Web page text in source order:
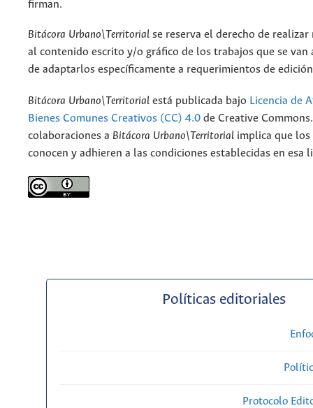
firman.
Bitácora Urbano\Territorial se reserva el derecho de realizar
al contenido escrito y/o gráfico de los trabajos que se van
de adaptarlos específicamente a requerimientos de
Bitácora Urbano\Territorial está publicada bajo Licencia de
Bienes Comunes Creativos (CC) 4.0 de Creative
colaboraciones a Bitácora Urbano\Territorial implica que los
conocen y adhieren a las condiciones establecidas en esa
Políticas editoriales
Protocolo